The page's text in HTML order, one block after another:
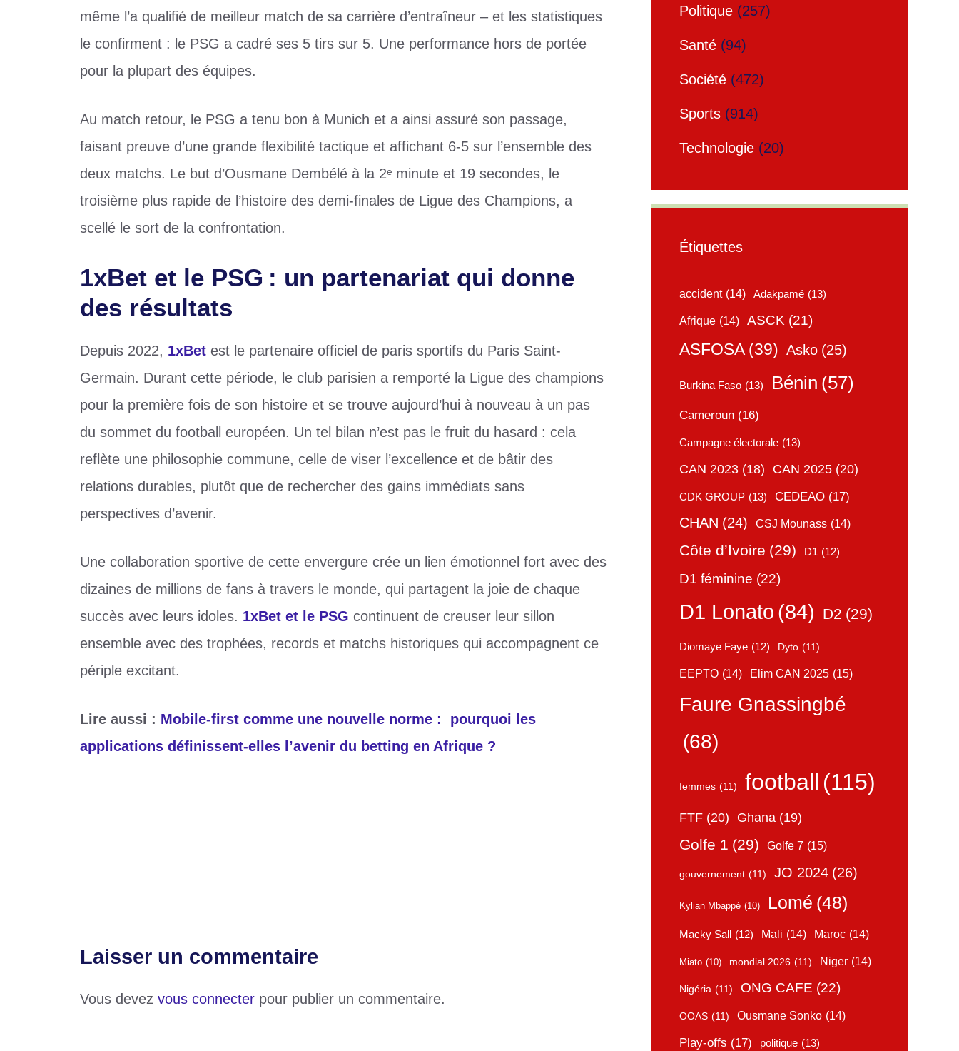
même l’a qualifié de meilleur match de sa carrière d’entraîneur – et les statistiques
le confirment : le PSG a cadré ses 5 tirs sur 5. Une performance hors de portée
pour la plupart des équipes.
Au match retour, le PSG a tenu bon à Munich et a ainsi assuré son passage,
faisant preuve d’une grande flexibilité tactique et affichant 6-5 sur l’ensemble des
deux matchs. Le but d’Ousmane Dembélé à la 2ᵉ minute et 19 secondes, le
troisième plus rapide de l’histoire des demi-finales de Ligue des Champions, a
scellé le sort de la confrontation.
1xBet et le PSG : un partenariat qui donne
des résultats
Depuis 2022, 1xBet est le partenaire officiel de paris sportifs du Paris Saint-
Germain. Durant cette période, le club parisien a remporté la Ligue des champions
pour la première fois de son histoire et se trouve aujourd’hui à nouveau à un pas
du sommet du football européen. Un tel bilan n’est pas le fruit du hasard : cela
reflète une philosophie commune, celle de viser l’excellence et de bâtir des
relations durables, plutôt que de rechercher des gains immédiats sans
perspectives d’avenir.
Une collaboration sportive de cette envergure crée un lien émotionnel fort avec des
dizaines de millions de fans à travers le monde, qui partagent la joie de chaque
succès avec leurs idoles. 1xBet et le PSG continuent de creuser leur sillon
ensemble avec des trophées, records et matchs historiques qui accompagnent ce
périple excitant.
Lire aussi : Mobile-first comme une nouvelle norme : pourquoi les
applications définissent-elles l’avenir du betting en Afrique ?
Laisser un commentaire
Vous devez vous connecter pour publier un commentaire.
Politique (257)
Santé (94)
Société (472)
Sports (914)
Technologie (20)
Étiquettes
accident (14) Adakpamé (13)
Afrique (14) ASCK (21)
ASFOSA (39) Asko (25)
Burkina Faso (13) Bénin (57)
Cameroun (16)
Campagne électorale (13)
CAN 2023 (18) CAN 2025 (20)
CDK GROUP (13) CEDEAO (17)
CHAN (24) CSJ Mounass (14)
Côte d’Ivoire (29) D1 (12)
D1 féminine (22)
D1 Lonato (84) D2 (29)
Diomaye Faye (12) Dyto (11)
EEPTO (14) Elim CAN 2025 (15)
Faure Gnassingbé
(68)
femmes (11) football (115)
FTF (20) Ghana (19)
Golfe 1 (29) Golfe 7 (15)
gouvernement (11) JO 2024 (26)
Kylian Mbappé (10) Lomé (48)
Macky Sall (12) Mali (14) Maroc (14)
Miato (10) mondial 2026 (11) Niger (14)
Nigéria (11) ONG CAFE (22)
OOAS (11) Ousmane Sonko (14)
Play-offs (17) politique (13)